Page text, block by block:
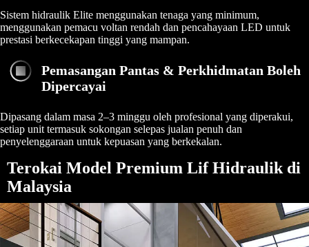
Sistem hidraulik Elite menggunakan tenaga yang minimum,
menggunakan pemacu voltan rendah dan pencahayaan LED untuk
prestasi berkecekapan tinggi yang mampan.
Pemasangan Pantas & Perkhidmatan Boleh
Dipercayai
Dipasang dalam masa 2–3 minggu oleh profesional yang diperakui,
setiap unit termasuk sokongan selepas jualan penuh dan
penyelenggaraan untuk kepuasan yang berkekalan.
Terokai Model Premium Lif Hidraulik di
Malaysia